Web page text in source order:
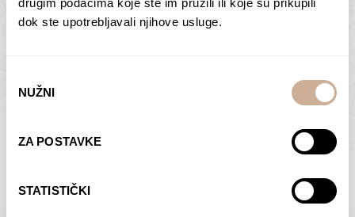
dok ste upotrebljavali njihove usluge.
pristanka
NUŽNI
ZA POSTAVKE
STATISTIČKI
138,00 €
Dolac
ODABERI OPCIJE
Moreškanti – sjena
€Raspon
od
75,00 €
ODABERI OPCIJE